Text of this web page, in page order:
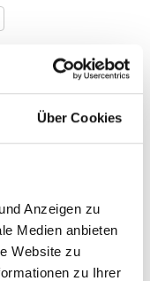
Über Cookies
Anzeigen zu
Medien anbieten
Website zu
zu Ihrer